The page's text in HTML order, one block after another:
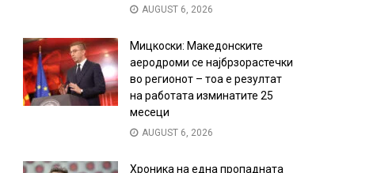
AUGUST 6, 2026
Мицкоски: Македонските
аеродроми се најбрзорастечки
во регионот – тоа е резултат
на работата изминатите 25
месеци
AUGUST 6, 2026
Хроника на една пропадната